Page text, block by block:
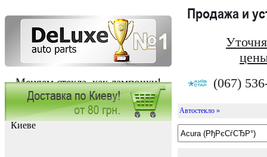
Меняем стекла, как лампочки!
Продажа и
(067)
Заказать установку автостекла в
Киеве
Автостекло »